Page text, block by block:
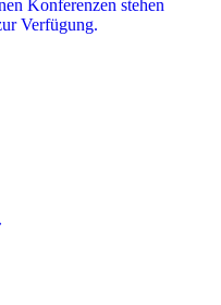
Konferenzen stehen
Verfügung.